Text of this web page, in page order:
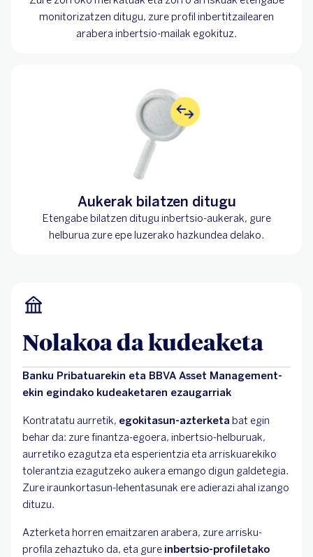
monitorizatzen ditugu, zure profil inbertitzailearen
arabera inbertsio-mailak egokituz.
Aukerak bilatzen ditugu
Etengabe bilatzen ditugu inbertsio-aukerak, gure
helburua zure epe luzerako hazkundea delako.
Nolakoa da kudeaketa
Banku Pribatuarekin eta BBVA Asset Management-
ekin egindako kudeaketaren ezaugarriak
Kontratatu aurretik, egokitasun-azterketa bat egin
behar da: zure finantza-egoera, inbertsio-helburuak,
aurretiko ezagutza eta esperientzia eta arriskuarekiko
tolerantzia ezagutzeko aukera emango digun galdetegia.
Zure iraunkortasun-lehentasunak ere adierazi ahal izango
dituzu.
Azterketa horren emaitzaren arabera, zure arrisku-
profila zehaztuko da, eta gure inbertsio-profiletako